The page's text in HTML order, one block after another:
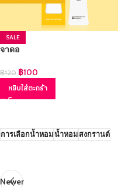
SALE
จาดอ
฿120 ฿100
หยิบใส่ตะกร้า
การเลือกน้ำหอมน้ำหอมสงกรานต์
Newer